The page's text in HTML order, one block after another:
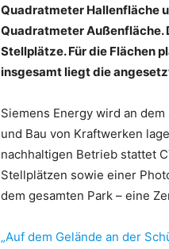
Quadratmeter Hallenfläche
Quadratmeter Außenfläche.
Stellplätze. Für die Flächen
insgesamt liegt die
Siemens Energy wird an
und Bau von Kraftwerken
nachhaltigen Betrieb stattet
Stellplätzen sowie einer
dem gesamten Park – eine
„Auf dem Gelände an der